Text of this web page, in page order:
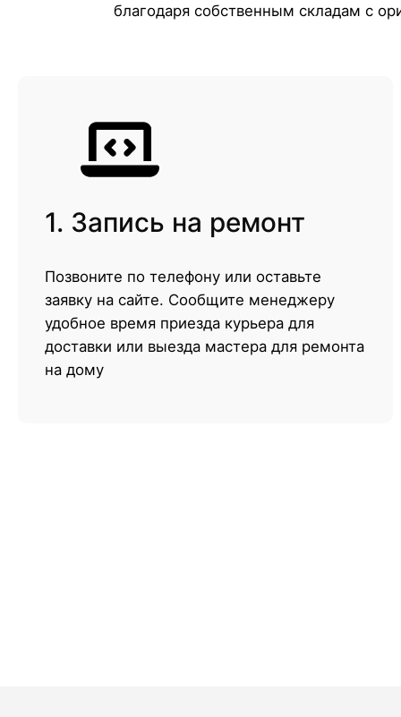
благодаря собственным складам с
1. Запись на ремонт
Позвоните по телефону или оставьте
заявку на сайте. Сообщите менеджеру
удобное время приезда курьера для
доставки или выезда мастера для ремонта
на дому